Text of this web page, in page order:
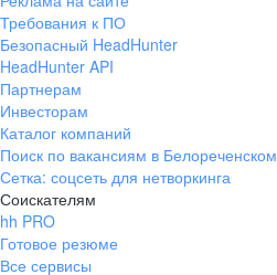
Требования к ПО
Безопасный HeadHunter
HeadHunter API
Партнерам
Инвесторам
Каталог компаний
Поиск по вакансиям в Белореченском
Сетка: соцсеть для нетворкинга
Соискателям
hh PRO
Готовое резюме
Все сервисы